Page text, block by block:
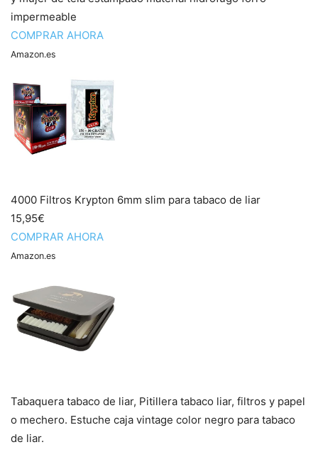
impermeable
COMPRAR AHORA
Amazon.es
4000 Filtros Krypton 6mm slim para tabaco de liar
15,95€
COMPRAR AHORA
Amazon.es
Tabaquera tabaco de liar, Pitillera tabaco liar, filtros y papel
o mechero. Estuche caja vintage color negro para tabaco
de liar.